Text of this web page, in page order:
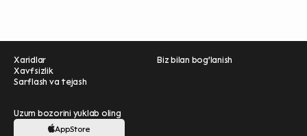
Xaridlar
Xavfsizlik
Sarflash va tejash
Biz bilan bog'lanish
Uzum bozorini yuklab oling
AppStore